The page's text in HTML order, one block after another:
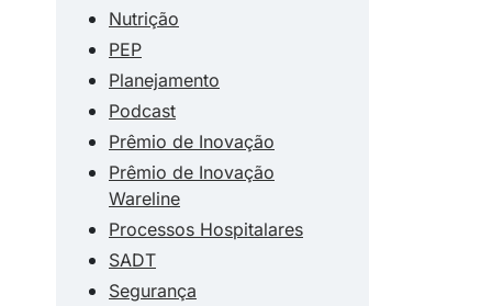
Nutrição
PEP
Planejamento
Podcast
Prêmio de Inovação
Prêmio de Inovação
Wareline
Processos Hospitalares
SADT
Segurança